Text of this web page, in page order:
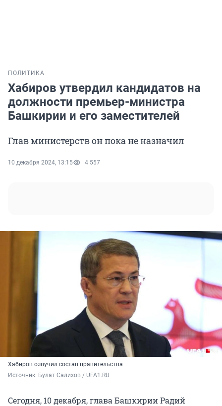
ПОЛИТИКА
Хабиров утвердил кандидатов на
должности премьер-министра
Башкирии и его заместителей
Глав министерств он пока не назначил
10 декабря 2024, 13:15 4 557
Хабиров озвучил состав правительства
Источник: Булат Салихов / UFA1.RU
Сегодня, 10 декабря, глава Башкирии Радий